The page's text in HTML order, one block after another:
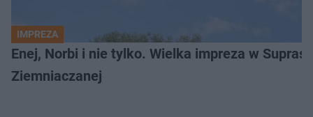
IMPREZA
Enej, Norbi i nie tylko. Wielka impreza w
Ziemniaczanej